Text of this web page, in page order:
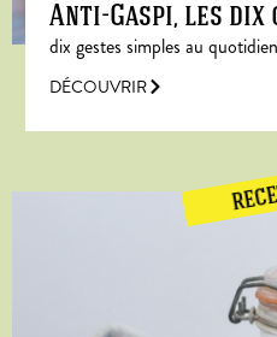
Anti-Gaspi, les dix
dix gestes simples au
DÉCOUVRIR